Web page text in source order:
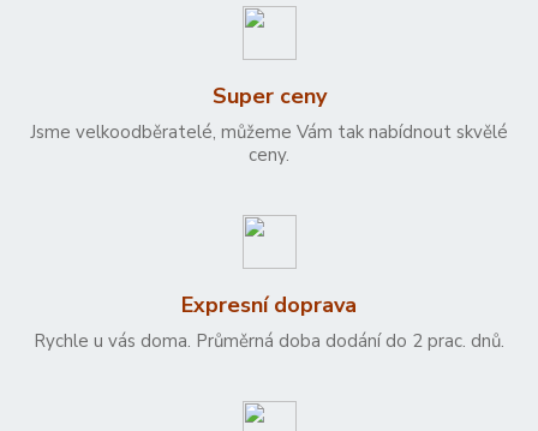
Super ceny
Jsme velkoodběratelé, můžeme Vám tak nabídnout skvělé
ceny.
Expresní doprava
Rychle u vás doma. Průměrná doba dodání do 2 prac. dnů.